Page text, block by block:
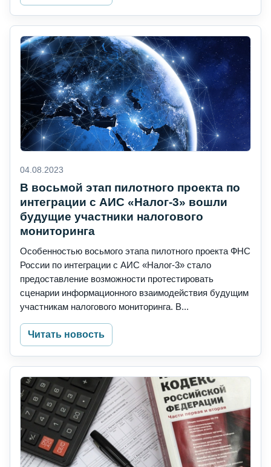
04.08.2023
В восьмой этап пилотного проекта по
интеграции с АИС «Налог-3» вошли
будущие участники налогового
мониторинга
Особенностью восьмого этапа пилотного проекта ФНС
России по интеграции с АИС «Налог-3» стало
предоставление возможности протестировать
сценарии информационного взаимодействия будущим
участникам налогового мониторинга. В...
Читать новость